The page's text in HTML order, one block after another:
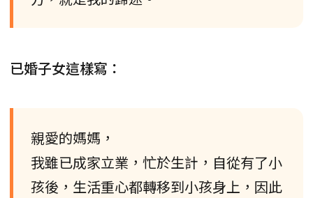
已婚子女這樣寫：
親愛的媽媽，
我雖已成家立業，忙於生計，自從有了小
孩後，生活重心都轉移到小孩身上，因此